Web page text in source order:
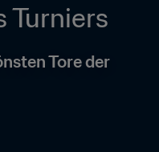
Turniers
Tore der